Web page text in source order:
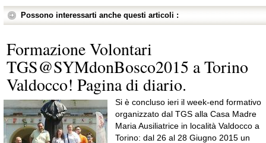
Possono interessarti anche questi articoli :
Formazione Volontari
TGS@SYMdonBosco2015 a Torino
Valdocco! Pagina di diario.
Si è concluso ieri il week-end formativo
organizzato dal TGS alla Casa Madre
Maria Ausiliatrice in località Valdocco a
Torino: dal 26 al 28 Giugno 2015 un